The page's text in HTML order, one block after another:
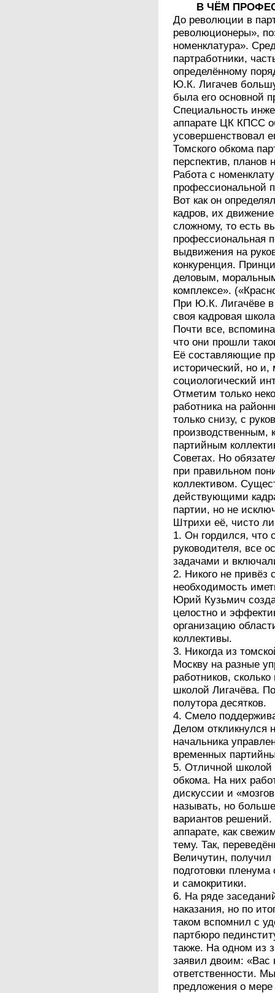
В ЧЁМ
До революции в
революционеры»,
номенклатура».
партработники,
определённому
Ю.К. Лигачев
была его основной
Специальность
аппарате ЦК КПСС
усовершенствовал
Томского обкома
перспектив,
Работа с
профессиональной
Вот как он
кадров, их
сложному, то есть
профессиональная
выдвижения на
конкуренция.
деловым,
комплексе».
При Ю.К. Лигачёве в
своя кадровая
Почти все,
что они прошли
Её составляющие
исторический, но и,
социологический
Отметим только
работника на
только снизу, с
партийным
Советах. Но
при правильном
коллективом.
действующими
партии, но не
Штрихи её, чисто
1. Он гордился, что
руководителя, все
задачами и
2. Никого не привёз
необходимость
Юрий Кузьмич
целостно и
организацию
коллективы.
3. Никогда из
Москву на разные
работников,
школой Лигачёва.
полутора десятков.
4. Смело
Делом откликнулся
начальника
временных
5. Отличной
обкома. На них
дискуссии и
называть, но
вариантов
аппарате, как
тему. Так,
Величутин, получил
подготовки
и самокритики.
6. На ряде
наказания, но по
таком вспомнил с
партбюро
также. На одном из
заявил двоим: «Вас
ответственности.
предложения о